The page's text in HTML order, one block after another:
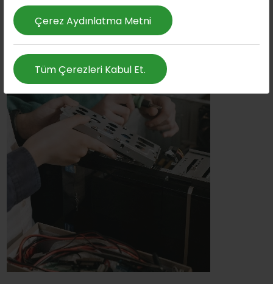
Çerez Aydınlatma Metni
Tüm Çerezleri Kabul Et.